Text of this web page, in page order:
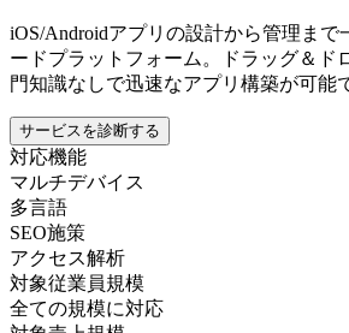
iOS/Androidアプリの設計から管理まで
ードプラットフォーム。ドラッグ＆ド
門知識なしで迅速なアプリ構築が可能
サービスを診断する
対応機能
マルチデバイス
多言語
SEO施策
アクセス解析
対象従業員規模
全ての規模に対応